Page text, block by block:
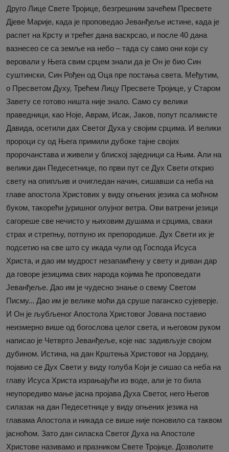
Друго Лице Свете Тројице, безгрешним зачећем Пресвете
Дјеве Марије, када је проповедао Јеванђеље истине, када је
распет на Крсту и трећег дана васкрсао, и после 40 дана
вазнесео се са земље на небо – тада су само они који су
веровали у Њега свим срцем знали да је Он је био Син
суштински, Син Рођен од Оца пре постања света. Међутим,
о Пресветом Духу, Трећем Лицу Пресвете Тројице, у Старом
Завету се готово ништа није знало. Само су велики
праведници, као Ноје, Аврам, Исак, Јаков, попут псалмисте
Давида, осетили дах Светог Духа у својим срцима. И велики
пророци су од Њега примили дубоке тајне својих
пророчанстава и живели у блиској заједници са Њим. Али на
велики дан Педесетнице, по први пут се Дух Свети открио
свету на опипљив и очигледан начин, сишавши са неба на
главе апостола Христових у виду огњених језика са моћном
буком, такорећи јуришног олујног ветра. Ови ватрени језици
сагореше све нечисто у њиховим душама и срцима, сваки
страх и стрепњу, потпуно их препородише. Дух Свети их је
подсетио на све што су икада чули од Господа Исуса
Христа, и дао им мудрост незапамћену у свету и диван дар
да говоре језицима свих народа којима ће проповедати
Јеванђеље. Дао им је чудесно знање о свему Светом
Писму... Дао им је велике моћи да сруше паганско сујеверје.
И Он је љубљеног Апостола Христовог Јована поставио
неизмерно више од богослова целог света, и његовом руком
написао је Четврто Јеванђеље, које нас задивљује својом
дубином. Истина, на дан Крштења Христовог на Јордану,
појавио се Дух Свети у виду голуба Kоји је сишао са неба на
главу Исуса Христа израњајући из воде, али је то била
неупоредиво мање јасна пројава Духа Светог, него Његов
силазак на дан Педесетнице у виду огњених језика на
главама Апостола и никада се више није поновило са таквом
јасноћом. Зато дан силаска Светог Духа на Апостоле
Христове називамо и празником Свете Тројице. Дозволите